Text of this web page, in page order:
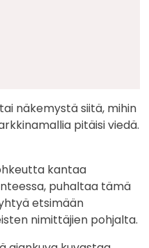
näkemystä siitä, mihin
pitäisi viedä.
kantaa
puhaltaa tämä
etsimään
nimittäjien pohjalta.